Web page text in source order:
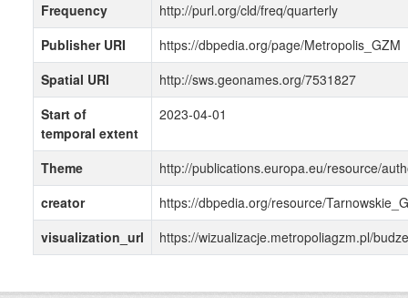
Frequency
http://purl.org/cld/freq/quarterly
Publisher URI
https://dbpedia.org/page/Metropolis_GZM
Spatial URI
http://sws.geonames.org/7531827
Start of
temporal extent
2023-04-01
Theme
http://publications.europa.eu/resource/
creator
https://dbpedia.org/resource/
visualization_url
https://wizualizacje.metropoliagzm.pl/